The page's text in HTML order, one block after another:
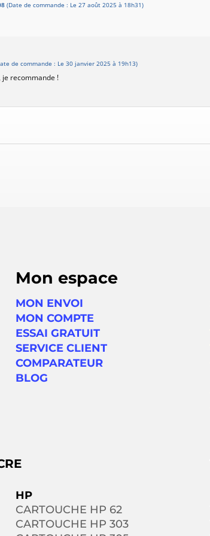
(Date de commande : Le 27 août 2025 à 18h31)
de commande : Le 30 janvier 2025 à 19h13)
recommande !
Mon espace
MON ENVOI
MON COMPTE
ESSAI GRATUIT
SERVICE CLIENT
COMPARATEUR
BLOG
HP
CARTOUCHE HP 62
CARTOUCHE HP 303